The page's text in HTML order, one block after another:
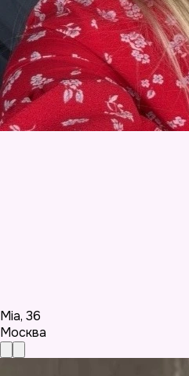
Mia, 36
Москва